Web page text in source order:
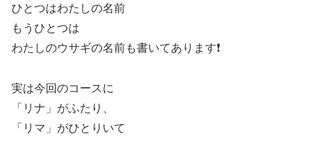
ひとつはわたしの名前
もうひとつは
わたしのウサギの名前も書いてあります❗
実は今回のコースに
「リナ」がふたり、
「リマ」がひとりいて